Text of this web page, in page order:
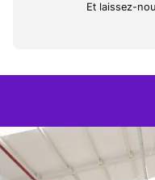
Et laissez-